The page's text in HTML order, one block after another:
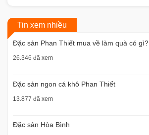
Tin xem nhiều
Đặc sản Phan Thiết mua về làm quà có gì?
26.346 đã xem
Đặc sản ngon cá khô Phan Thiết
13.877 đã xem
Đặc sản Hòa Bình